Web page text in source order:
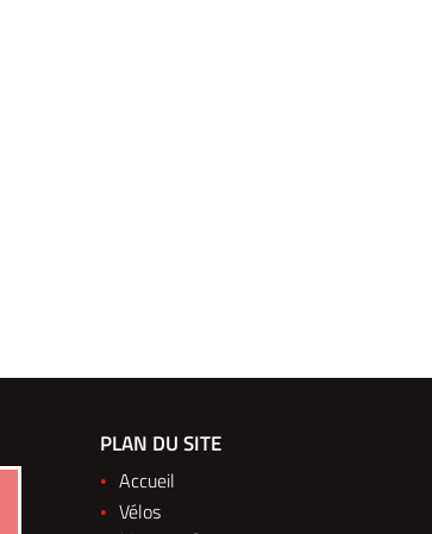
du Montparnasse
PLAN DU SITE
Accueil
Vélos